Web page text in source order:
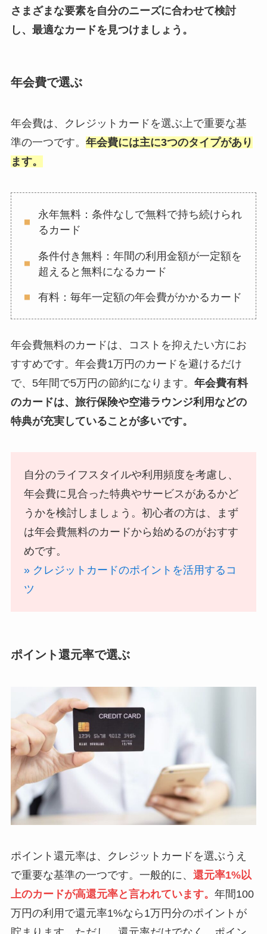
さまざまな要素を自分のニーズに合わせて検討
し、最適なカードを見つけましょう。
年会費で選ぶ
年会費は、クレジットカードを選ぶ上で重要な基
準の一つです。 年会費には主に3つのタイプがあり
ます。
永年無料：条件なしで無料で持ち続けられ
るカード
条件付き無料：年間の利用金額が一定額を
超えると無料になるカード
有料：毎年一定額の年会費がかかるカード
年会費無料のカードは、コストを抑えたい方にお
すすめです。年会費1万円のカードを避けるだけ
で、5年間で5万円の節約になります。 年会費有料
のカードは、旅行保険や空港ラウンジ利用などの
特典が充実していることが多いです。
自分のライフスタイルや利用頻度を考慮し、
年会費に見合った特典やサービスがあるかど
うかを検討しましょう。初心者の方は、まず
は年会費無料のカードから始めるのがおすす
めです。
» クレジットカードのポイントを活用するコ
ツ
ポイント還元率で選ぶ
ポイント還元率は、クレジットカードを選ぶうえ
で重要な基準の一つです。一般的に、 還元率1%以
上のカードが高還元率と言われています。 年間100
万円の利用で還元率1%なら1万円分のポイントが